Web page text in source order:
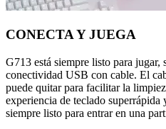
CONECTA Y JUEGA
G713 está siempre listo para jugar,
conectividad USB con cable. El
puede quitar para facilitar la
experiencia de teclado superrápida
siempre listo para entrar en una